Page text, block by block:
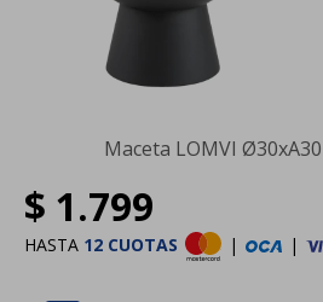
Maceta LOMVI
$ 1.799
HASTA 12 CUOTAS | |